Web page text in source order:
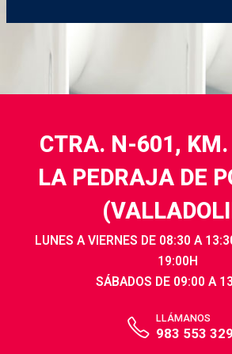
CTRA. N-601,
LA PEDRAJA DE
LUNES A VIERNES DE 08:30 A
19:00H
SÁBADOS DE 09:00 A
LLÁMANOS
983 553 329